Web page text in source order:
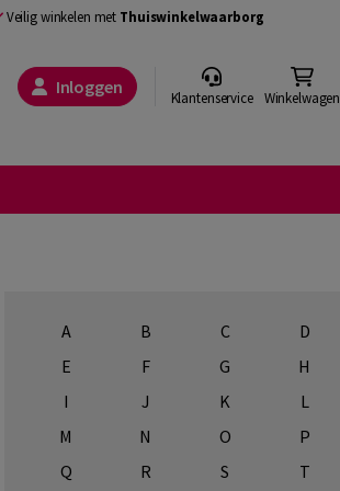
Veilig winkelen met Thuiswinkelwaarborg
Inloggen Klantenservice Winkelwagen
A B C
D
E
F G
H
I
J K
L
M
N O
P
Q
R S
T